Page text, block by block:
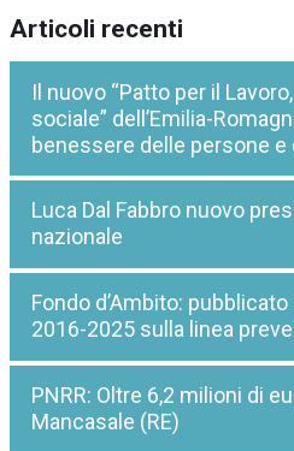
Articoli recenti
Il nuovo “Patto per il
sociale” dell’Emilia-
benessere delle persone e
Luca Dal Fabbro nuovo
nazionale
Fondo d’Ambito:
2016-2025 sulla linea
PNRR: Oltre 6,2 milioni di
Mancasale (RE)